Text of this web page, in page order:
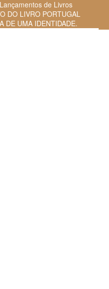
Lançamentos de Livros
DO LIVRO PORTUGAL
DE UMA IDENTIDADE.